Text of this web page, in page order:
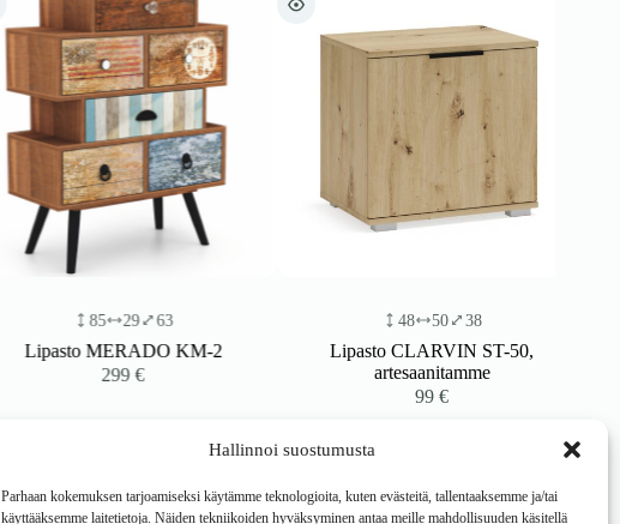
Hallinnoi suostumusta
Parhaan kokemuksen tarjoamiseksi käytämme teknologioita, kuten evästeitä, tallentaaksemme ja/tai
käyttääksemme laitetietoja. Näiden tekniikoiden hyväksyminen antaa meille mahdollisuuden käsitellä
85 29 63
Lipasto MERADO KM-2
299€
48 50 38
Lipasto CLARVIN ST-50,
artesaanitamme
€